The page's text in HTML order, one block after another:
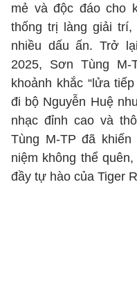
mẻ và độc đáo cho
thống trị làng giải
nhiều dấu ấn. Trở
2025, Sơn Tùng
khoảnh khắc “lửa
đi bộ Nguyễn Huệ
nhạc đỉnh cao và
Tùng M-TP đã
niệm không thể
đầy tự hào của Tiger